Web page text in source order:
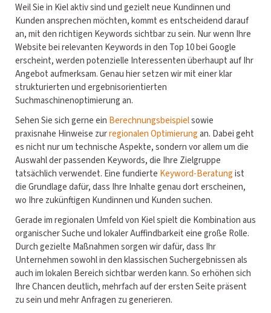
Weil Sie in Kiel aktiv sind und gezielt neue Kundinnen und
Kunden ansprechen möchten, kommt es entscheidend darauf
an, mit den richtigen Keywords sichtbar zu sein. Nur wenn Ihre
Website bei relevanten Keywords in den Top 10 bei Google
erscheint, werden potenzielle Interessenten überhaupt auf Ihr
Angebot aufmerksam. Genau hier setzen wir mit einer klar
strukturierten und ergebnisorientierten
Suchmaschinenoptimierung an.
Sehen Sie sich gerne ein Berechnungsbeispielsowie
praxisnahe Hinweise zurregionalen Optimierungan. Dabei geht
es nicht nur um technische Aspekte, sondern vor allem um die
Auswahl der passenden Keywords, die Ihre Zielgruppe
tatsächlich verwendet. Eine fundierte Keyword-Beratungist
die Grundlage dafür, dass Ihre Inhalte genau dort erscheinen,
wo Ihre zukünftigen Kundinnen und Kunden suchen.
Gerade im regionalen Umfeld von Kiel spielt die Kombination aus
organischer Suche und lokaler Auffindbarkeit eine große Rolle.
Durch gezielte Maßnahmen sorgen wir dafür, dass Ihr
Unternehmen sowohl in den klassischen Suchergebnissen als
auch im lokalen Bereich sichtbar werden kann. So erhöhen sich
Ihre Chancen deutlich, mehrfach auf der ersten Seite präsent
zu sein und mehr Anfragen zu generieren.